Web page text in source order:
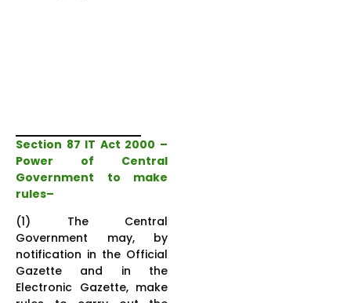
Section 87 IT Act 2000 –
Power of Central
Government to make
rules–
(1) The Central
Government may, by
notification in the Official
Gazette and in the
Electronic Gazette, make